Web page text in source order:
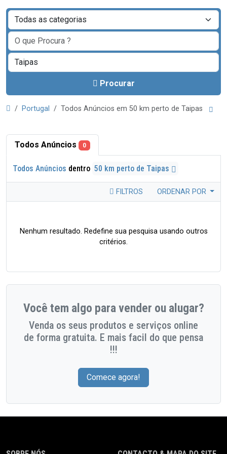
Procurar
Portugal Todos Anúncios em 50 km perto de Taipas
Todos Anúncios 0
Todos Anúncios dentro 50 km perto de Taipas
FILTROS ORDENAR POR
Nenhum resultado. Redefine sua pesquisa usando outros
critérios.
Você tem algo para vender ou alugar?
Venda os seus produtos e serviços online
de forma gratuita. E mais facil do que pensa
!!!
Comece agora!